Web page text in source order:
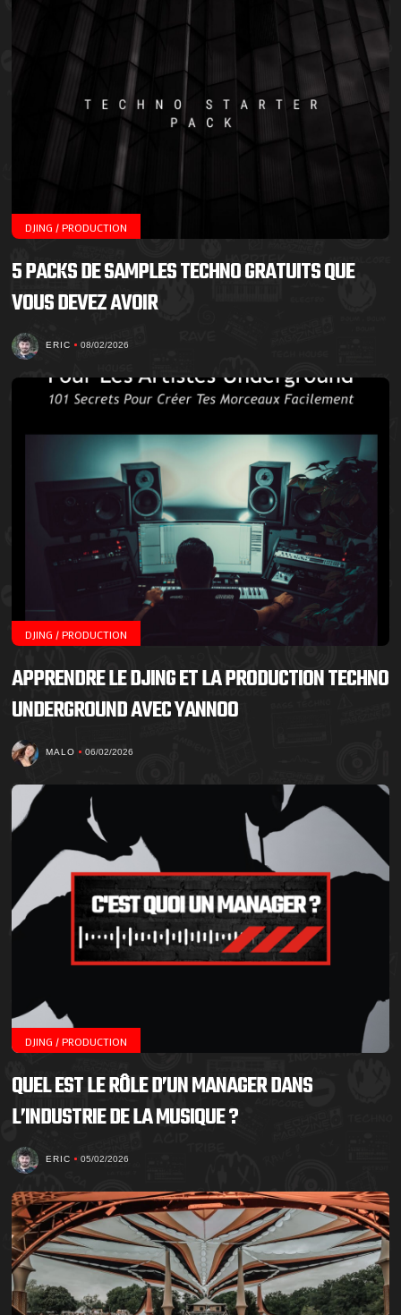
DJING / PRODUCTION
5 PACKS DE SAMPLES TECHNO GRATUITS QUE
VOUS DEVEZ AVOIR
ERIC 08/02/2026
DJING / PRODUCTION
APPRENDRE LE DJING ET LA PRODUCTION TECHNO
UNDERGROUND AVEC YANNOO
MALO 06/02/2026
DJING / PRODUCTION
QUEL EST LE RÔLE D’UN MANAGER DANS
L’INDUSTRIE DE LA MUSIQUE ?
ERIC 05/02/2026